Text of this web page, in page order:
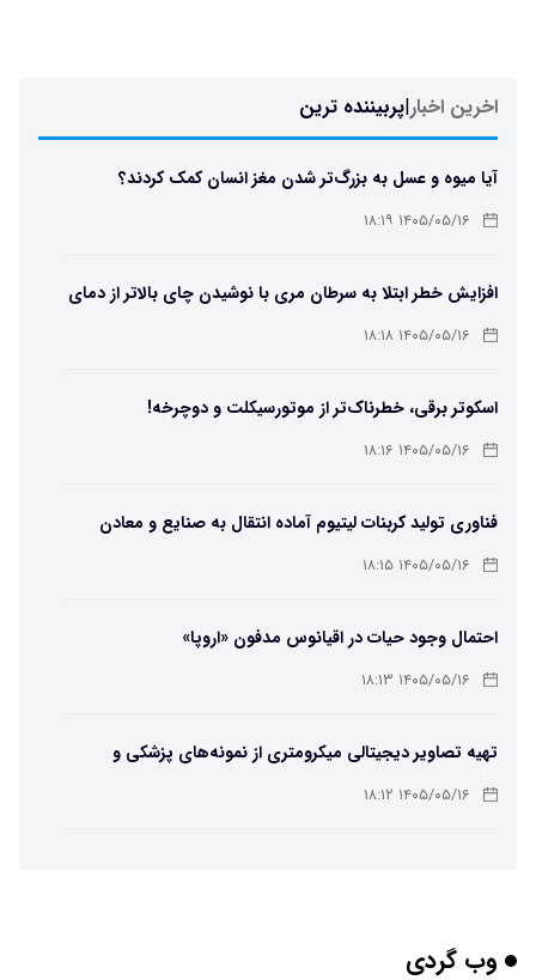
اخرین اخبار|پربیننده ترین
آیا میوه و عسل به بزرگ‌تر شدن مغز انسان کمک کردند؟
۱۴۰۵/۰۵/۱۶ ۱۸:۱۹
افزایش خطر ابتلا به سرطان مری با نوشیدن چای بالاتر از دمای
۶۵ درجه ۱۴۰۵/۰۵/۱۶ ۱۸:۱۸
اسکوتر برقی، خطرناک‌تر از موتورسیکلت و دوچرخه!
۱۴۰۵/۰۵/۱۶ ۱۸:۱۶
فناوری تولید کربنات لیتیوم آماده انتقال به صنایع و معادن
است۱۴۰۵/۰۵/۱۶ ۱۸:۱۵
احتمال وجود حیات در اقیانوس مدفون «اروپا»
۱۴۰۵/۰۵/۱۶ ۱۸:۱۳
تهیه تصاویر دیجیتالی میکرومتری از نمونه‌های پزشکی و
صنعتی۱۴۰۵/۰۵/۱۶ ۱۸:۱۲
وب گردی